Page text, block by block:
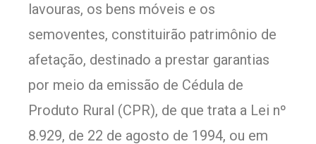
lavouras, os bens móveis e os
semoventes, constituirão patrimônio de
afetação, destinado a prestar garantias
por meio da emissão de Cédula de
Produto Rural (CPR), de que trata a Lei nº
8.929, de 22 de agosto de 1994, ou em